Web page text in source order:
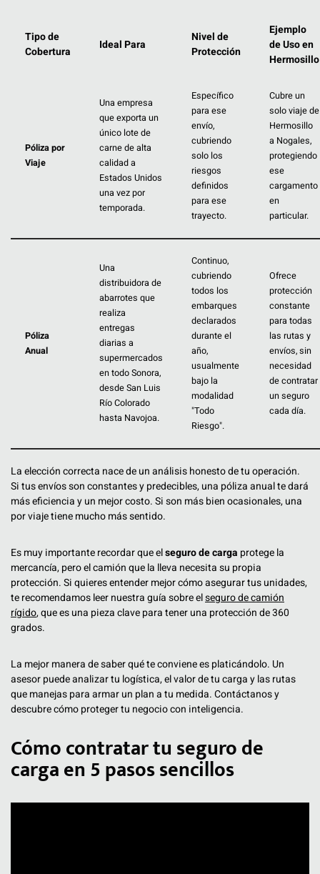
Tipo de
Cobertura
Ideal Para
Nivel de
Protección
Ejemplo
de Uso en
Hermosillo
Póliza por
Viaje
Una empresa
que exporta un
único lote de
carne de alta
calidad a
Estados Unidos
una vez por
temporada.
Específico
para ese
envío,
cubriendo
solo los
riesgos
definidos
para ese
trayecto.
Cubre un
solo viaje de
Hermosillo
a Nogales,
protegiendo
ese
cargamento
en
particular.
Póliza
Anual
Una
distribuidora de
abarrotes que
realiza
entregas
diarias a
supermercados
en todo Sonora,
desde San Luis
Río Colorado
hasta Navojoa.
Continuo,
cubriendo
todos los
embarques
declarados
durante el
año,
usualmente
bajo la
modalidad
"Todo
Riesgo".
Ofrece
protección
constante
para todas
las rutas y
envíos, sin
necesidad
de contratar
un seguro
cada día.
La elección correcta nace de un análisis honesto de tu operación.
Si tus envíos son constantes y predecibles, una póliza anual te dará
más eficiencia y un mejor costo. Si son más bien ocasionales, una
por viaje tiene mucho más sentido.
Es muy importante recordar que elseguro de carga protege la
mercancía, pero el camión que la lleva necesita su propia
protección. Si quieres entender mejor cómo asegurar tus unidades,
te recomendamos leer nuestra guía sobre elseguro de camión
rígido, que es una pieza clave para tener una protección de 360
grados.
La mejor manera de saber qué te conviene es platicándolo. Un
asesor puede analizar tu logística, el valor de tu carga y las rutas
que manejas para armar un plan a tu medida. Contáctanos y
descubre cómo proteger tu negocio con inteligencia.
Cómo contratar tu seguro de
carga en 5 pasos sencillos